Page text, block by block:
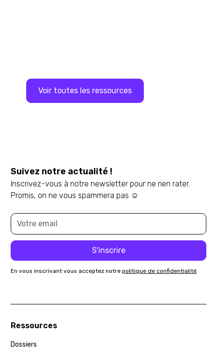
Voir toutes les ressources
Suivez notre actualité !
Inscrivez-vous à notre newsletter pour ne rien rater.
Promis, on ne vous spammera pas ☺️
En vous inscrivant vous acceptez notrepolitique de confidentialité
Ressources
Dossiers